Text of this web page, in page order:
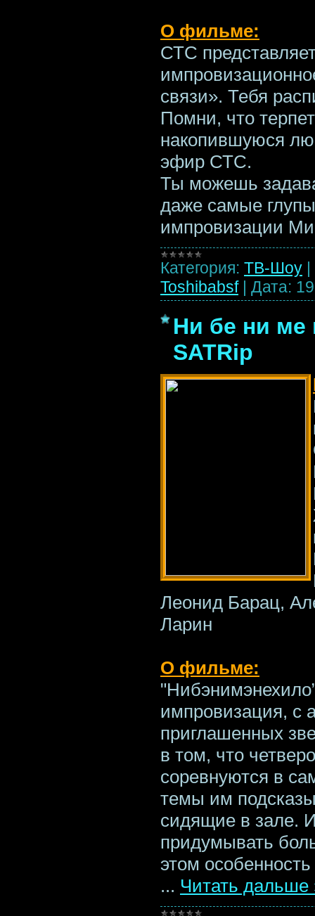
О фильме:
СТС
связи». Тебя
Помни, что
накопившуюся
эфир СТС.
Ты можешь
даже самые
импровизации
Категория: ТВ-Шоу |
Toshibabsf | Дата:
Ни бе ни ме
SATRip
Леонид Барац,
Ларин
О фильме:
импровизация, с
приглашенных
в том, что
соревнуются в
темы им
сидящие в зале.
придумывать
этом
... Читать дальше